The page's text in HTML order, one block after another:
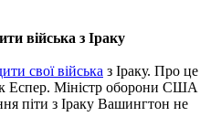
війська з Іраку
свої війська з Іраку. Про це
Еспер. Міністр оборони США
піти з Іраку Вашингтон не